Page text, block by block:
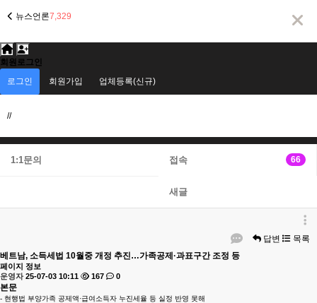
뉴스언론7,329
회원로그인
로그인
회원가입 업체등록(신규)
//
1:1문의 접속 66
새글
답변
목록
베트남, 소득세법 10월중 개정 추진…가족공제·과표구간 조정 등
페이지 정보
운영자 25-07-03 10:11 167 0
본문
- 현행법 부양가족 공제액·급여소득자 누진세율 등 실정 반영 못해